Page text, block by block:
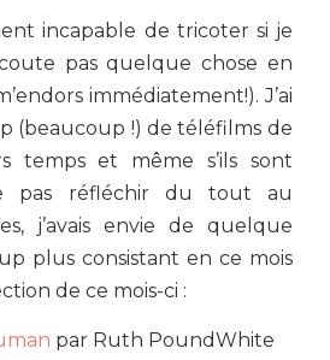
incapable de tricoter si je
pas quelque chose en
immédiatement!). J’ai
(beaucoup !) de téléfilms de
temps et même s’ils sont
pas réfléchir du tout au
j’avais envie de quelque
plus consistant en ce mois
de ce mois-ci :
par Ruth PoundWhite